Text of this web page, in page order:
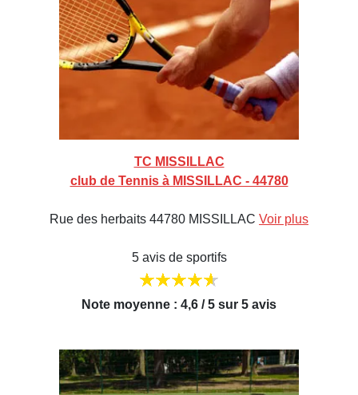
TC MISSILLAC
club de Tennis à MISSILLAC - 44780
Rue des herbaits 44780 MISSILLAC Voir plus
5 avis de sportifs
Note moyenne : 4,6 / 5 sur 5 avis